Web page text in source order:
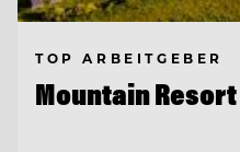
TOP ARBEITGEBER
Mountain